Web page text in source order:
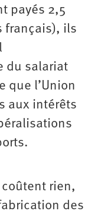
payés 2,5
français), ils
du salariat
que l’Union
aux intérêts
rien,
des